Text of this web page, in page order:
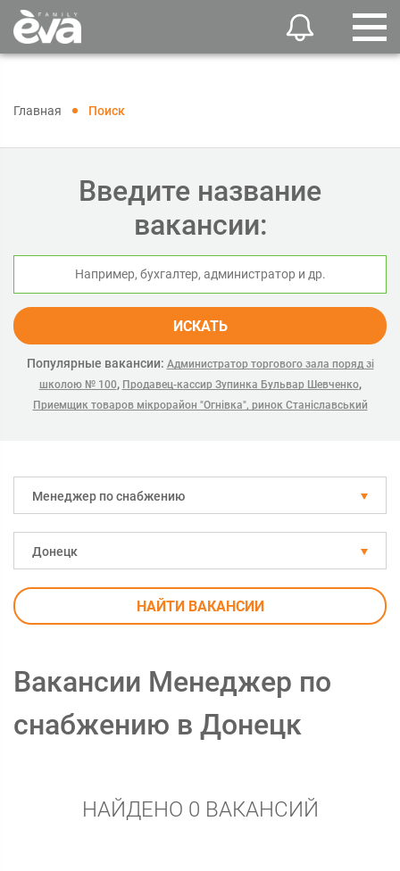
Главная Поиск
Введите название
вакансии:
ИСКАТЬ
Популярные вакансии: Администратор торгового зала поряд зі
школою № 100, Продавец-кассир Зупинка Бульвар Шевченко,
Приемщик товаров мікрорайон "Огнівка", ринок Станіславський
Менеджер по снабжению
Донецк
НАЙТИ ВАКАНСИИ
Вакансии Менеджер по
снабжению в Донецк
НАЙДЕНО 0 ВАКАНСИЙ